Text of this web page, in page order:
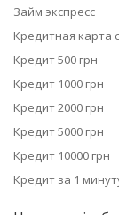
Займ экспресс
Кредитная карта
Кредит 500 грн
Кредит 1000 грн
Кредит 2000 грн
Кредит 5000 грн
Кредит 10000 грн
Кредит за 1